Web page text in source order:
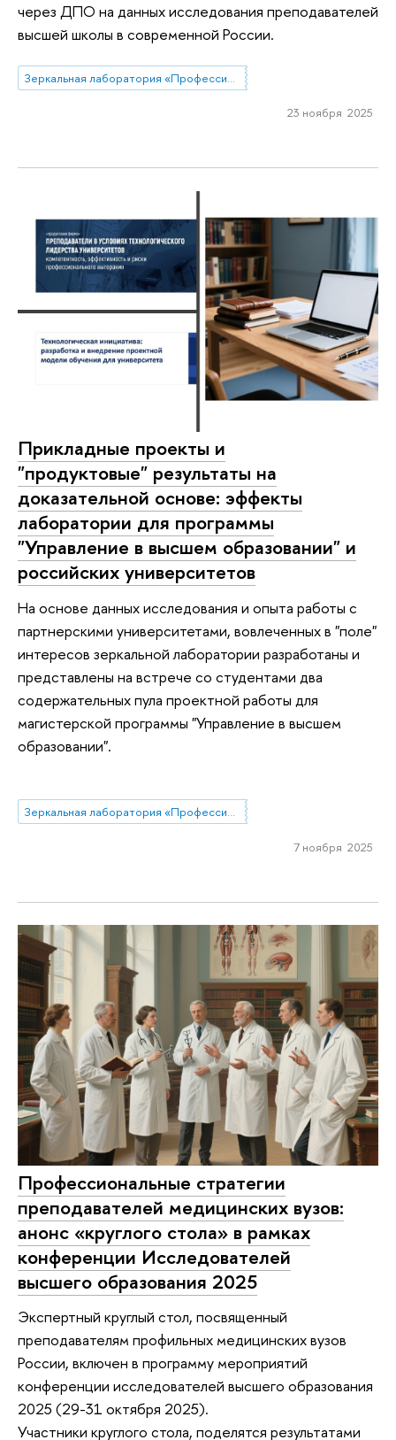
через ДПО на данных исследования преподавателей
высшей школы в современной России.
Зеркальная лаборатория «Профессиональные стратегии преподавателей высшей школы в современной России»
23 ноября 2025
Прикладные проекты и
"продуктовые" результаты на
доказательной основе: эффекты
лаборатории для программы
"Управление в высшем образовании" и
российских университетов
На основе данных исследования и опыта работы с
партнерскими университетами, вовлеченных в "поле"
интересов зеркальной лаборатории разработаны и
представлены на встрече со студентами два
содержательных пула проектной работы для
магистерской программы "Управление в высшем
образовании".
Зеркальная лаборатория «Профессиональные стратегии преподавателей высшей школы в современной России»
7 ноября 2025
Профессиональные стратегии
преподавателей медицинских вузов:
анонс «круглого стола» в рамках
конференции Исследователей
высшего образования 2025
Экспертный круглый стол, посвященный
преподавателям профильных медицинских вузов
России, включен в программу мероприятий
конференции исследователей высшего образования
2025 (29-31 октября 2025).
Участники круглого стола, поделятся результатами